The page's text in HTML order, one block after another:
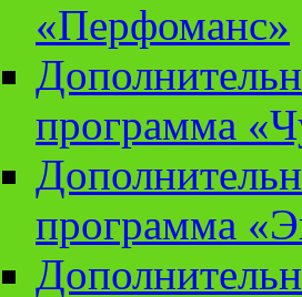
«Перфоманс»
программа
программа